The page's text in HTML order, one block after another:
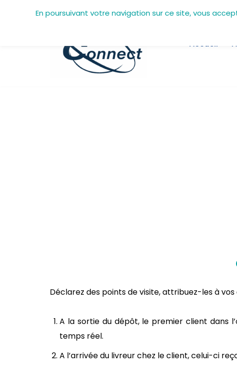
Accueil
Déclarez des points de visite, attribuez-les à
A la sortie du dépôt, le premier client dans
temps réel.
A l’arrivée du livreur chez le client, celui-ci
En poursuivant votre navigation sur ce site, vous